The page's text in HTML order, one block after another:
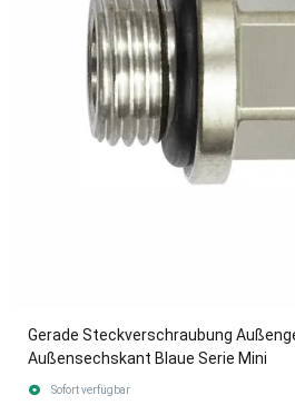
Gerade Steckverschraubung
Außensechskant Blaue Serie Mini
Sofort verfügbar